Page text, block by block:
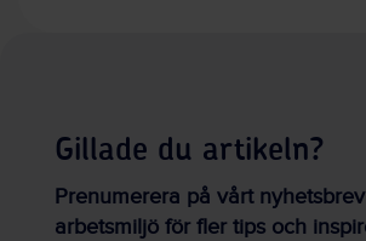
Gillade du artikeln?
Prenumerera på vårt
arbetsmiljö för fler tips och